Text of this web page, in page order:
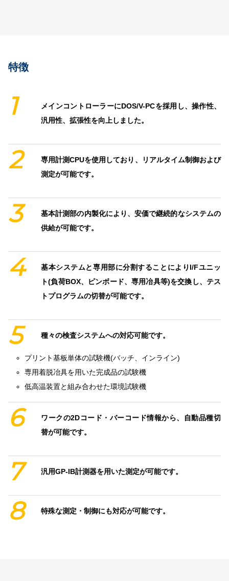
特徴
1
メインコントローラーにDOS/V-PCを採用し、操作性、
汎用性、拡張性を向上しました。
2
専用計測CPUを使用しており、リアルタイム制御および
測定が可能です。
3
基本計測部の内製化により、安価で継続的なシステムの
供給が可能です。
4
基本システムと専用部に分割することによりI/Fユニッ
ト(負荷BOX、ピンボード、専用冶具等)を交換し、テス
トプログラムの切替が可能です。
5 種々の検査システムへの対応可能です。
プリント基板単体の試験機(バッチ、インライン)
専用着脱冶具を用いた完成品の試験機
低高温装置と組み合わせた環境試験機
6
ワークの2Dコード・バーコード情報から、自動品種切
替が可能です。
7 汎用GP-IB計測器を用いた測定が可能です。
8 特殊な測定・制御にも対応が可能です。